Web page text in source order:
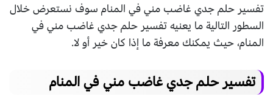
تفسير حلم جدي غاضب مني في المنام سوف نستعرض خلال
السطور التالية ما يعنيه تفسير حلم جدي غاضب مني في
المنام، حيث يمكنك معرفة ما إذا كان خير أو لا.
تفسير حلم جدي غاضب مني في المنام